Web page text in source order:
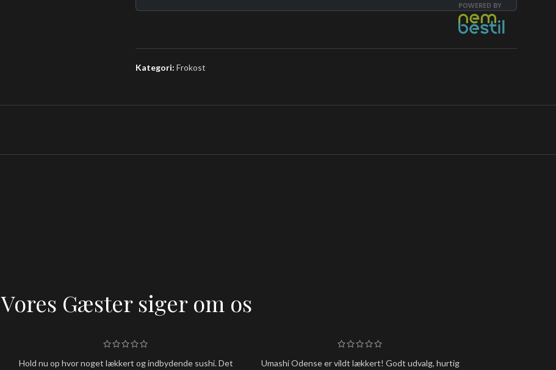
Kategori: Frokost
Vores Gæster siger om os
Hold nu op hvor noget lækkert og indbydende sushi. Det
Umashi Odense er vildt lækkert! Godt udvalg, hurtig